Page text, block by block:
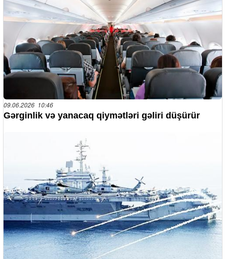
09.06.2026 10:46
Gərginlik və yanacaq qiymətləri gəliri düşürür